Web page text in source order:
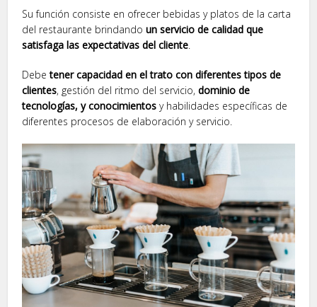
Su función consiste en ofrecer bebidas y platos de la carta
del restaurante brindandoun servicio de calidad que
satisfaga las expectativas del cliente.
Debetener capacidad en el trato con diferentes tipos de
clientes, gestión del ritmo del servicio,dominio de
tecnologías, y conocimientosy habilidades específicas de
diferentes procesos de elaboración y servicio.